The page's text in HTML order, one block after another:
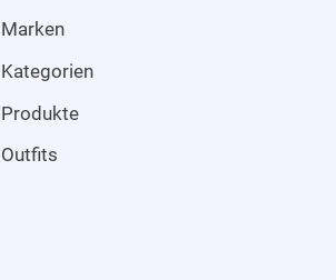
Marken
Kategorien
Produkte
Outfits